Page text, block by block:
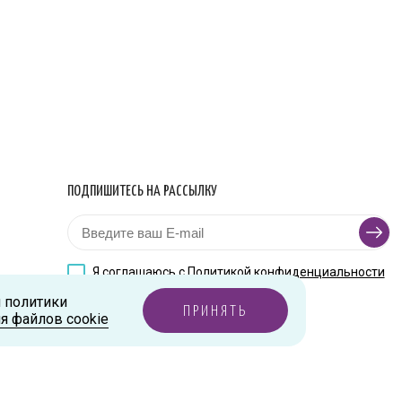
ПОДПИШИТЕСЬ НА РАССЫЛКУ
Я соглашаюсь сПолитикой конфиденциальности
файлов cookie
ПРИНЯТЬ